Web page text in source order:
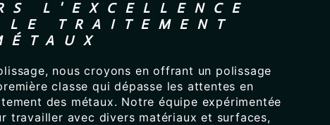
L'EXCELLENCE
LE TRAITEMENT
nous croyons en offrant un polissage
classe qui dépasse les attentes en
des métaux. Notre équipe expérimentée
travailler avec divers matériaux et surfaces,